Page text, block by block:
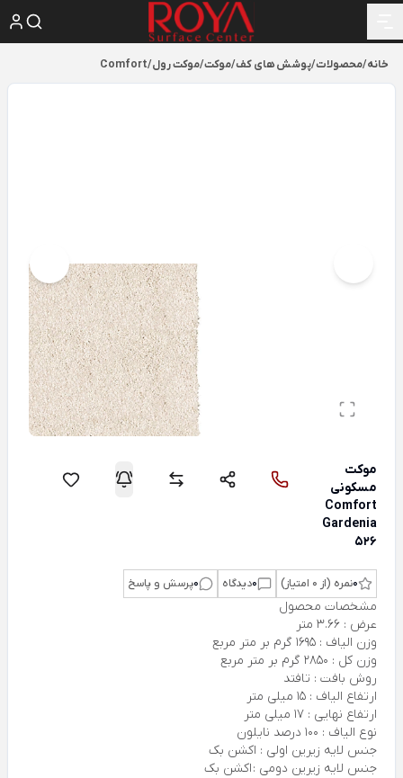
خانه/محصولات/پوشش های کف/موکت/موکت رول/
Comfort
موکت
مسکونی
Comfort
Gardenia
526
0نمره (از 0 امتیاز) 0دیدگاه 0پرسش و پاسخ
مشخصات محصول
عرض : 3.66 متر
وزن الیاف : 1695 گرم بر متر مربع
وزن کل : 2850 گرم بر متر مربع
روش بافت : تافتد
ارتفاع الیاف : 15 میلی متر
ارتفاع نهایی : 17 میلی متر
نوع الیاف : 100 درصد نایلون
جنس لایه زیرین اولی : اکشن بک
جنس لایه زیرین دومی : اکشن بک